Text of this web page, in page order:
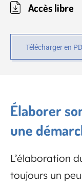
Accès libre
Télécharger en
Élaborer
une
L’élaboration
toujours un